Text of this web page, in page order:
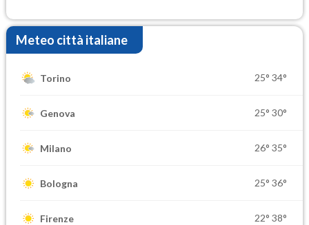
Meteo città italiane
Torino 25° 34°
Genova 25° 30°
Milano 26° 35°
Bologna 25° 36°
Firenze 22° 38°